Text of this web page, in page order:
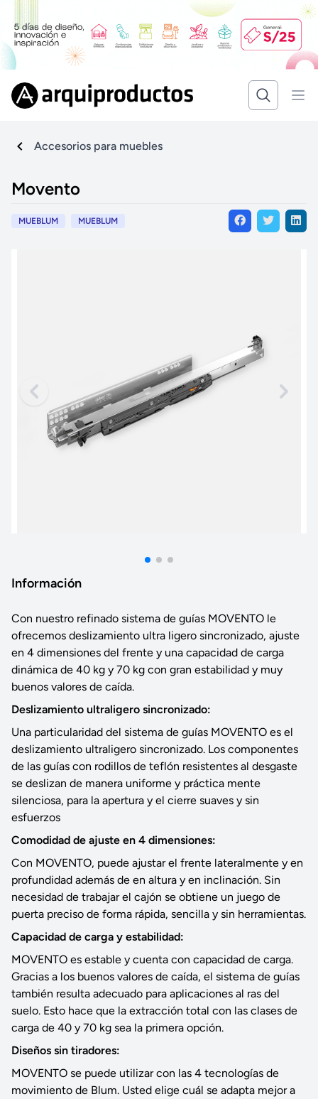
Accesorios para muebles
Movento
MUEBLUM MUEBLUM
Información
Con nuestro refinado sistema de guías MOVENTO le
ofrecemos deslizamiento ultra ligero sincronizado, ajuste
en 4 dimensiones del frente y una capacidad de carga
dinámica de 40 kg y 70 kg con gran estabilidad y muy
buenos valores de caída.
Deslizamiento ultraligero sincronizado:
Una particularidad del sistema de guías MOVENTO es el
deslizamiento ultraligero sincronizado. Los componentes
de las guías con rodillos de teflón resistentes al desgaste
se deslizan de manera uniforme y práctica mente
silenciosa, para la apertura y el cierre suaves y sin
esfuerzos
Comodidad de ajuste en 4 dimensiones:
Con MOVENTO, puede ajustar el frente lateralmente y en
profundidad además de en altura y en inclinación. Sin
necesidad de trabajar el cajón se obtiene un juego de
puerta preciso de forma rápida, sencilla y sin herramientas.
Capacidad de carga y estabilidad:
MOVENTO es estable y cuenta con capacidad de carga.
Gracias a los buenos valores de caída, el sistema de guías
también resulta adecuado para aplicaciones al ras del
suelo. Esto hace que la extracción total con las clases de
carga de 40 y 70 kg sea la primera opción.
Diseños sin tiradores:
MOVENTO se puede utilizar con las 4 tecnologías de
movimiento de Blum. Usted elige cuál se adapta mejor a